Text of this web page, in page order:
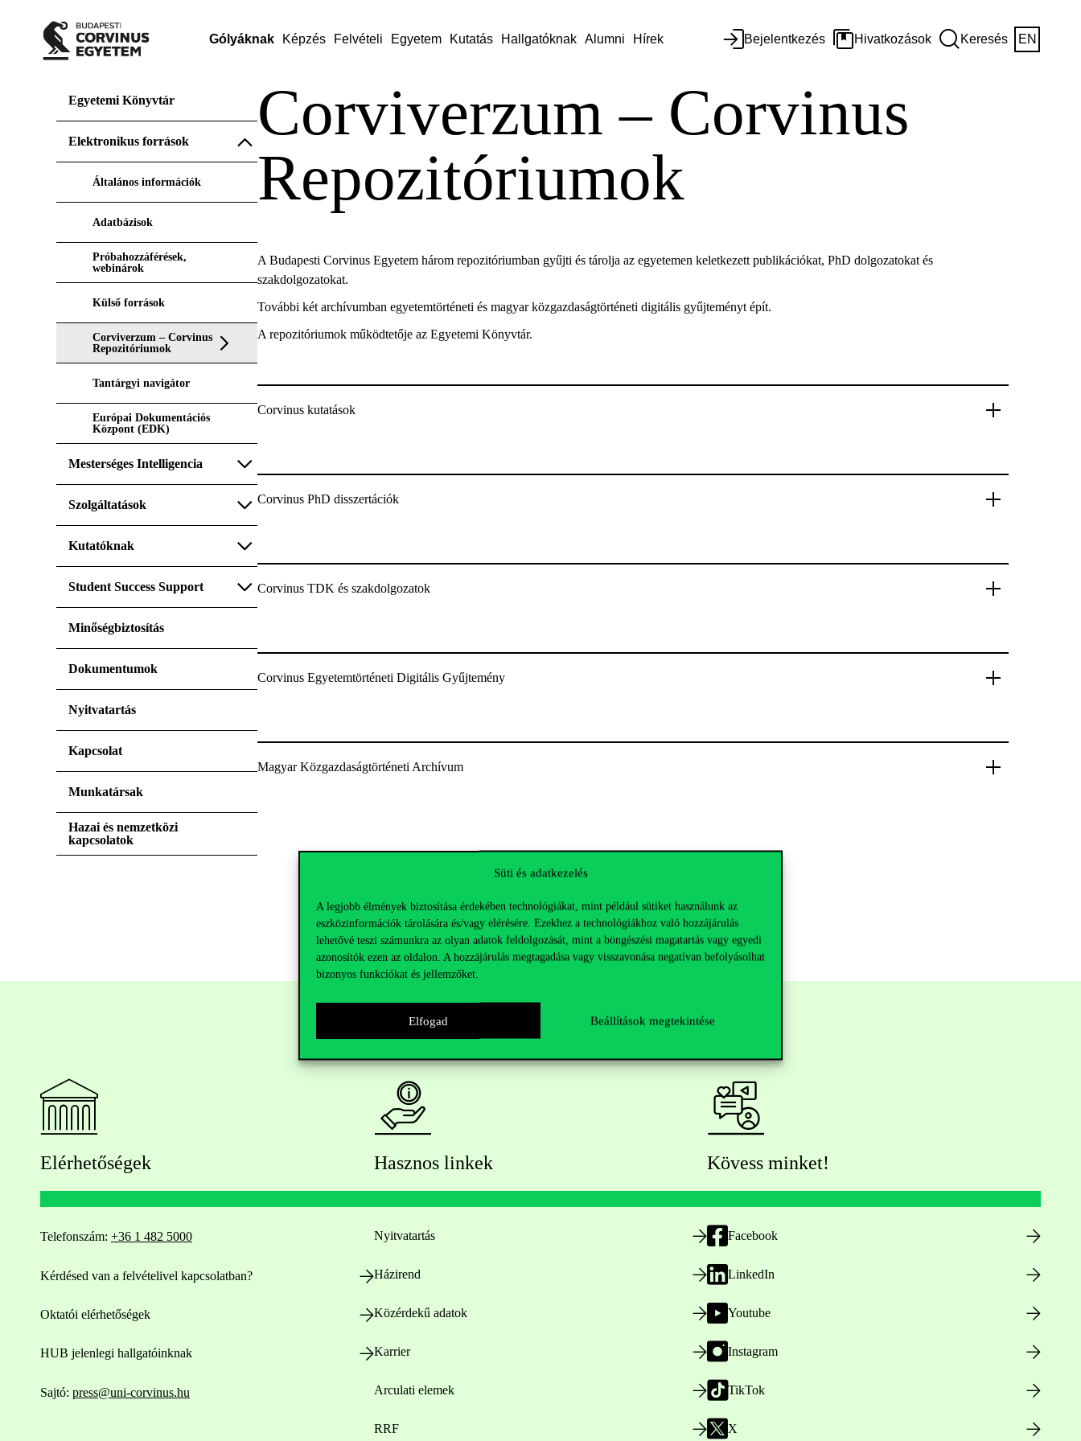
Süti és adatkezelés
A legjobb élmények biztosítása érdekében technológiákat, mint például sütiket használunk az
eszközinformációk tárolására és/vagy elérésére. Ezekhez a technológiákhoz való hozzájárulás
lehetővé teszi számunkra az olyan adatok feldolgozását, mint a böngészési magatartás vagy egyedi
azonosítók ezen az oldalon. A hozzájárulás megtagadása vagy visszavonása negatívan befolyásolhat
bizonyos funkciókat és jellemzőket.
Elfogad Beállítások megtekintése
Gólyáknak Képzés Felvételi Egyetem Kutatás Hallgatóknak Alumni Hírek Bejelentkezés Hivatkozások Keresés EN
Egyetemi Könyvtár
Elektronikus források
Általános információk
Adatbázisok
Próbahozzáférések,
webinárok
Külső források
Corviverzum – Corvinus
Repozitóriumok
Tantárgyi navigátor
Európai Dokumentációs
Központ (EDK)
Mesterséges Intelligencia
Szolgáltatások
Kutatóknak
Student Success Support
Minőségbiztosítás
Dokumentumok
Nyitvatartás
Kapcsolat
Munkatársak
Hazai és nemzetközi
kapcsolatok
Corviverzum – Corvinus
Repozitóriumok
A Budapesti Corvinus Egyetem három repozitóriumban gyűjti és tárolja az egyetemen keletkezett publikációkat, PhD dolgozatokat és
szakdolgozatokat.
További két archívumban egyetemtörténeti és magyar közgazdaságtörténeti digitális gyűjteményt épít.
A repozitóriumok működtetője az Egyetemi Könyvtár.
Corvinus kutatások
Corvinus PhD disszertációk
Corvinus TDK és szakdolgozatok
Corvinus Egyetemtörténeti Digitális Gyűjtemény
Magyar Közgazdaságtörténeti Archívum
Elérhetőségek
Telefonszám: +36 1 482 5000
Kérdésed van a felvételivel kapcsolatban?
Oktatói elérhetőségek
HUB jelenlegi hallgatóinknak
Sajtó: press@uni-corvinus.hu
Hasznos linkek
Nyitvatartás
Házirend
Közérdekű adatok
Karrier
Arculati elemek
RRF
Kövess minket!
Facebook
LinkedIn
Youtube
Instagram
TikTok
X